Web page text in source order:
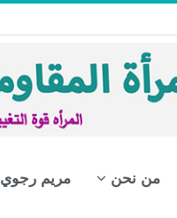
من نحن مريم رجوي